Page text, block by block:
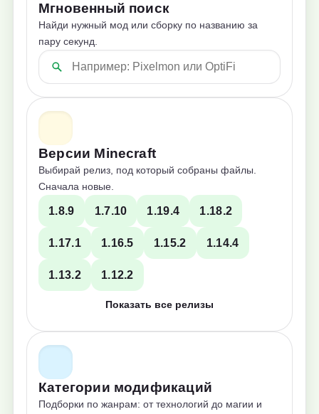
Мгновенный поиск
Найди нужный мод или сборку по названию за
пару секунд.
Версии Minecraft
Выбирай релиз, под который собраны файлы.
Сначала новые.
1.8.9 1.7.10 1.19.4 1.18.2
1.17.1 1.16.5 1.15.2 1.14.4
1.13.2 1.12.2
Показать все релизы
Категории модификаций
Подборки по жанрам: от технологий до магии и